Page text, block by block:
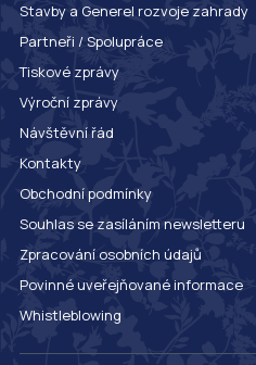
Stavby a Generel rozvoje zahrady
Partneři / Spolupráce
Tiskové zprávy
Výroční zprávy
Návštěvní řád
Kontakty
Obchodní podmínky
Souhlas se zasíláním newsletteru
Zpracování osobních údajů
Povinné uveřejňované informace
Whistleblowing